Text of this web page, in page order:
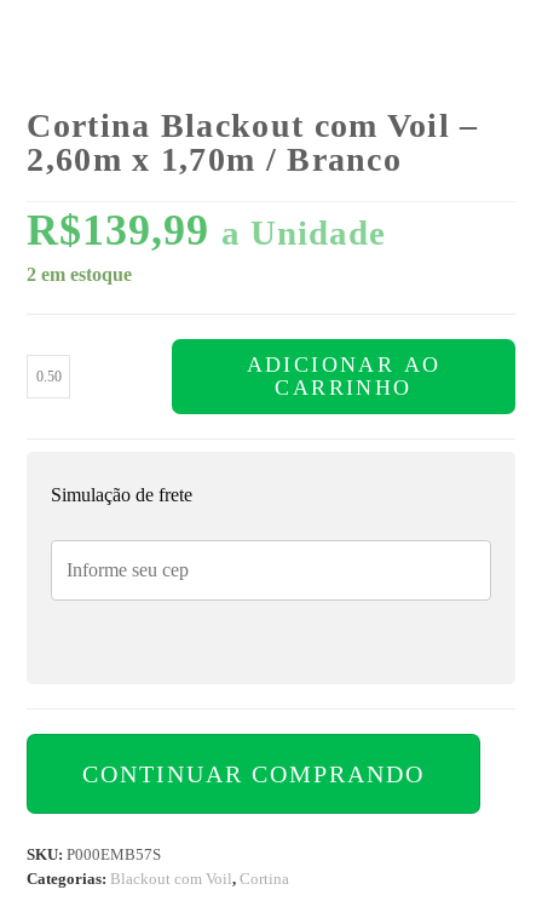
Cortina Blackout com Voil –
2,60m x 1,70m / Branco
R$139,99 a Unidade
2 em estoque
ADICIONAR AO
CARRINHO
Simulação de frete
CONTINUAR COMPRANDO
SKU:P000EMB57S
Categorias: Blackout com Voil,Cortina